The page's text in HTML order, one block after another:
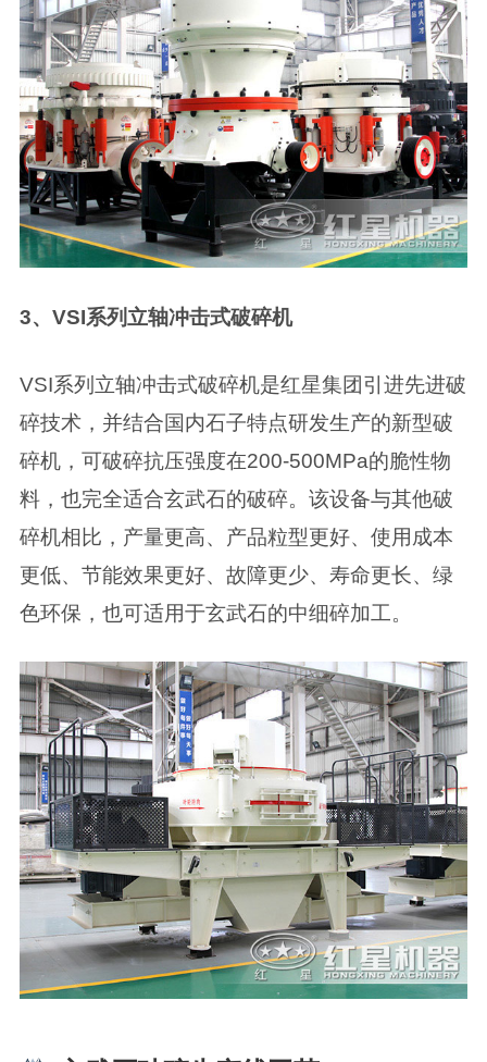
3、VSI系列立轴冲击式破碎机
VSI系列立轴冲击式破碎机是红星集团引进先进破
碎技术，并结合国内石子特点研发生产的新型破
碎机，可破碎抗压强度在200-500MPa的脆性物
料，也完全适合玄武石的破碎。该设备与其他破
碎机相比，产量更高、产品粒型更好、使用成本
更低、节能效果更好、故障更少、寿命更长、绿
色环保，也可适用于玄武石的中细碎加工。